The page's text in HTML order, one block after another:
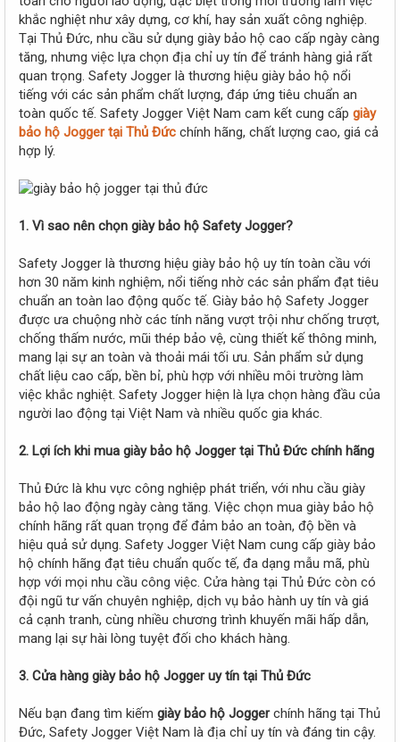
e
rkhắc nghiệt như xây dựng, cơ khí, hay sản xuất công nghiệp.
Tại Thủ Đức, nhu cầu sử dụng giày bảo hộ cao cấp ngày càng
tăng, nhưng việc lựa chọn địa chỉ uy tín để tránh hàng giả rất
quan trọng. Safety Jogger là thương hiệu giày bảo hộ nổi
tiếng với các sản phẩm chất lượng, đáp ứng tiêu chuẩn an
toàn quốc tế. Safety Jogger Việt Nam cam kết cung cấp giày
bảo hộ Jogger tại Thủ Đức chính hãng, chất lượng cao, giá cả
hợp lý.
1. Vì sao nên chọn giày bảo hộ Safety Jogger?
Safety Jogger là thương hiệu giày bảo hộ uy tín toàn cầu với
hơn 30 năm kinh nghiệm, nổi tiếng nhờ các sản phẩm đạt tiêu
chuẩn an toàn lao động quốc tế. Giày bảo hộ Safety Jogger
được ưa chuộng nhờ các tính năng vượt trội như chống trượt,
chống thấm nước, mũi thép bảo vệ, cùng thiết kế thông minh,
mang lại sự an toàn và thoải mái tối ưu. Sản phẩm sử dụng
chất liệu cao cấp, bền bỉ, phù hợp với nhiều môi trường làm
việc khắc nghiệt. Safety Jogger hiện là lựa chọn hàng đầu của
người lao động tại Việt Nam và nhiều quốc gia khác.
2. Lợi ích khi mua giày bảo hộ Jogger tại Thủ Đức chính hãng
Thủ Đức là khu vực công nghiệp phát triển, với nhu cầu giày
bảo hộ lao động ngày càng tăng. Việc chọn mua giày bảo hộ
chính hãng rất quan trọng để đảm bảo an toàn, độ bền và
hiệu quả sử dụng. Safety Jogger Việt Nam cung cấp giày bảo
hộ chính hãng đạt tiêu chuẩn quốc tế, đa dạng mẫu mã, phù
hợp với mọi nhu cầu công việc. Cửa hàng tại Thủ Đức còn có
đội ngũ tư vấn chuyên nghiệp, dịch vụ bảo hành uy tín và giá
cả cạnh tranh, cùng nhiều chương trình khuyến mãi hấp dẫn,
mang lại sự hài lòng tuyệt đối cho khách hàng.
3. Cửa hàng giày bảo hộ Jogger uy tín tại Thủ Đức
Nếu bạn đang tìm kiếm giày bảo hộ Joggerchính hãng tại Thủ
Đức, Safety Jogger Việt Nam là địa chỉ uy tín và đáng tin cậy.